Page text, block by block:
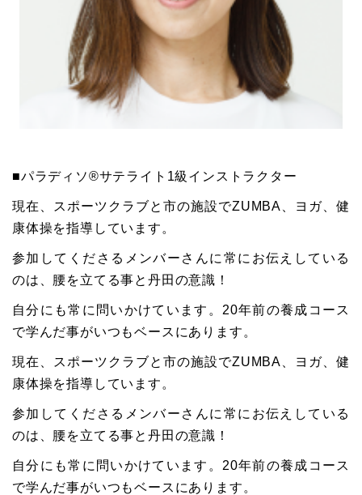
■パラディソ®サテライト1級インストラクター
現在、スポーツクラブと市の施設でZUMBA、ヨガ、健
康体操を指導しています。
参加してくださるメンバーさんに常にお伝えしている
のは、腰を立てる事と丹田の意識！
自分にも常に問いかけています。20年前の養成コース
で学んだ事がいつもベースにあります。
現在、スポーツクラブと市の施設でZUMBA、ヨガ、健
康体操を指導しています。
参加してくださるメンバーさんに常にお伝えしている
のは、腰を立てる事と丹田の意識！
自分にも常に問いかけています。20年前の養成コース
で学んだ事がいつもベースにあります。